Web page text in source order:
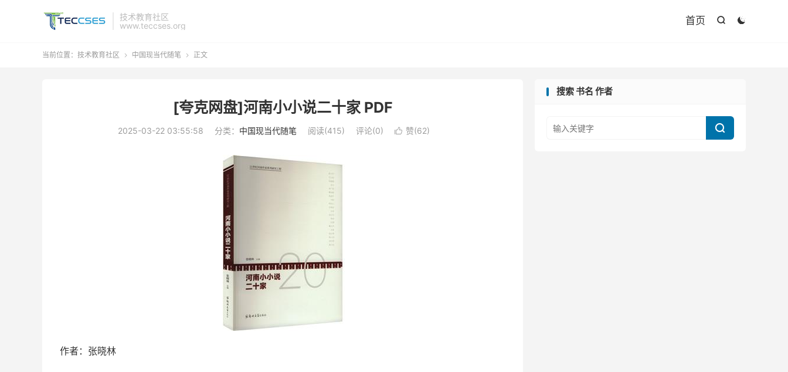
技术教育社区
www.teccses.org


首页
当前位置： 技术教育社区  中国现当代随笔  正文
[夸克网盘]河南小小说二十家 PDF
2025-03-22 03:55:58 分类： 中国现当代随笔 阅读(415) 评论(0)  赞(62)
作者：张晓林
搜索 书名 作者
